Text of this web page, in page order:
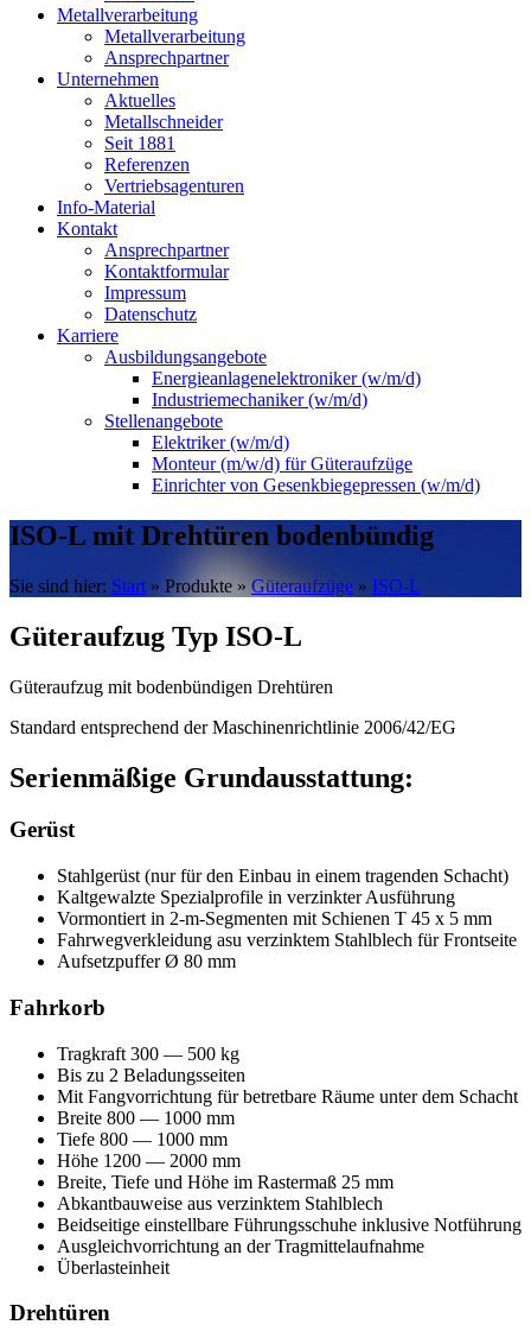
Metallverarbeitung
Metallverarbeitung
Ansprechpartner
Unternehmen
Aktuelles
Metallschneider
Seit 1881
Referenzen
Vertriebsagenturen
Info-Material
Kontakt
Ansprechpartner
Kontaktformular
Impressum
Datenschutz
Karriere
Ausbildungsangebote
Energieanlagenelektroniker (w/m/d)
Industriemechaniker (w/m/d)
Stellenangebote
Elektriker (w/m/d)
Monteur (m/w/d) für Güteraufzüge
Einrichter von Gesenkbiegepressen (w/m/d)
ISO-L mit Drehtüren bodenbündig
Sie sind hier: Start » Produkte » Güteraufzüge » ISO-L
Güteraufzug Typ ISO-L
Güteraufzug mit bodenbündigen Drehtüren
Standard entsprechend der Maschinenrichtlinie 2006/42/EG
Serienmäßige Grundausstattung:
Gerüst
Stahlgerüst (nur für den Einbau in einem tragenden Schacht)
Kaltgewalzte Spezialprofile in verzinkter Ausführung
Vormontiert in 2-m-Segmenten mit Schienen T 45 x 5 mm
Fahrwegverkleidung asu verzinktem Stahlblech für Frontseite
Aufsetzpuffer Ø 80 mm
Fahrkorb
Tragkraft 300 — 500 kg
Bis zu 2 Beladungsseiten
Mit Fangvorrichtung für betretbare Räume unter dem Schacht
Breite 800 — 1000 mm
Tiefe 800 — 1000 mm
Höhe 1200 — 2000 mm
Breite, Tiefe und Höhe im Rastermaß 25 mm
Abkantbauweise aus verzinktem Stahlblech
Beidseitige einstellbare Führungsschuhe inklusive Notführung
Ausgleichvorrichtung an der Tragmittelaufnahme
Überlasteinheit
Drehtüren